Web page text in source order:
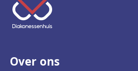
e
e
t
Over ons